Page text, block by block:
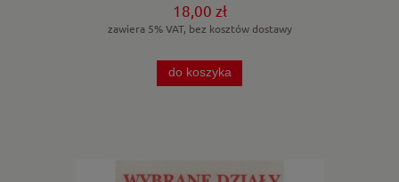
18,00 zł
zawiera 5% VAT, bez kosztów dostawy
do koszyka